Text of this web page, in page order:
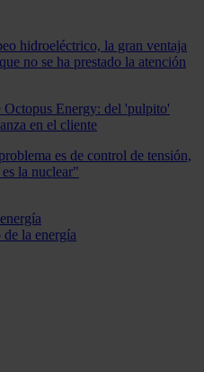
hidroeléctrico, la gran ventaja
no se ha prestado la atención
Energy: del 'pulpito'
en el cliente
es de control de tensión,
la nuclear"